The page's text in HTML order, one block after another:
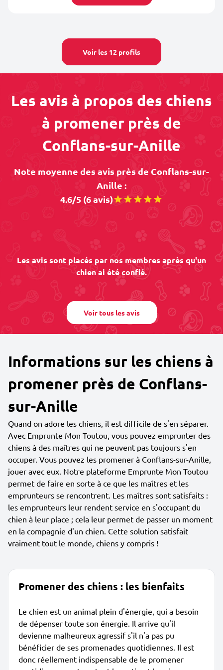
Voir les 12 profils
Les avis à propos des chiens
à promener près de
Conflans-sur-Anille
Note moyenne des avis près de Conflans-sur-
Anille :
4.6/5 (6 avis)
Les avis sont placés par nos membres après qu'un
chien ai été confié.
Voir tous les avis
Informations sur les chiens à
promener près de Conflans-
sur-Anille
Quand on adore les chiens, il est difficile de s'en séparer.
Avec Emprunte Mon Toutou, vous pouvez emprunter des
chiens à des maîtres qui ne peuvent pas toujours s'en
occuper. Vous pouvez les promener à Conflans-sur-Anille,
jouer avec eux. Notre plateforme Emprunte Mon Toutou
permet de faire en sorte à ce que les maîtres et les
emprunteurs se rencontrent. Les maîtres sont satisfaits :
les emprunteurs leur rendent service en s'occupant du
chien à leur place ; cela leur permet de passer un moment
en la compagnie d'un chien. Cette solution satisfait
vraiment tout le monde, chiens y compris !
Promener des chiens : les bienfaits
Le chien est un animal plein d'énergie, qui a besoin
de dépenser toute son énergie. Il arrive qu'il
devienne malheureux agressif s'il n'a pas pu
bénéficier de ses promenades quotidiennes. Il est
donc réellement indispensable de le promener